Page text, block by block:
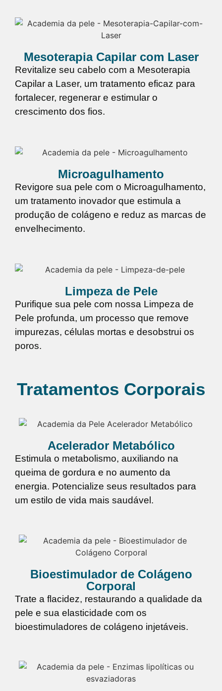
Mesoterapia Capilar com Laser
Revitalize seu cabelo com a Mesoterapia
Capilar a Laser, um tratamento eficaz para
fortalecer, regenerar e estimular o
crescimento dos fios.
Microagulhamento
Revigore sua pele com o Microagulhamento,
um tratamento inovador que estimula a
produção de colágeno e reduz as marcas de
envelhecimento.
Limpeza de Pele
Purifique sua pele com nossa Limpeza de
Pele profunda, um processo que remove
impurezas, células mortas e desobstrui os
poros.
Tratamentos Corporais
Acelerador Metabólico
Estimula o metabolismo, auxiliando na
queima de gordura e no aumento da
energia. Potencialize seus resultados para
um estilo de vida mais saudável.
Bioestimulador de Colágeno
Corporal
Trate a flacidez, restaurando a qualidade da
pele e sua elasticidade com os
bioestimuladores de colágeno injetáveis.